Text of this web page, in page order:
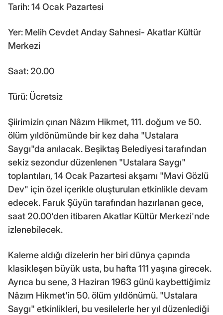
Tarih: 14 Ocak Pazartesi
Yer: Melih Cevdet Anday Sahnesi- Akatlar Kültür
Merkezi
Saat: 20.00
Türü: Ücretsiz
Şiirimizin çınarı Nâzım Hikmet, 111. doğum ve 50.
ölüm yıldönümünde bir kez daha "Ustalara
Saygı"da anılacak. Beşiktaş Belediyesi tarafından
sekiz sezondur düzenlenen "Ustalara Saygı"
toplantıları, 14 Ocak Pazartesi akşamı "Mavi Gözlü
Dev" için özel içerikle oluşturulan etkinlikle devam
edecek. Faruk Şüyün tarafından hazırlanan gece,
saat 20.00'den itibaren Akatlar Kültür Merkezi'nde
izlenebilecek.
Kaleme aldığı dizelerin her biri dünya çapında
klasikleşen büyük usta, bu hafta 111 yaşına girecek.
Ayrıca bu sene, 3 Haziran 1963 günü kaybettiğimiz
Nâzım Hikmet'in 50. ölüm yıldönümü. "Ustalara
Saygı" etkinlikleri, bu vesilelerle her yıl düzenlediği